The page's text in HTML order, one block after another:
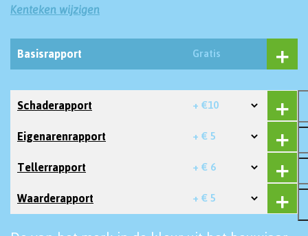
Kenteken wijzigen
Basisrapport Gratis
Schaderapport + €10
Eigenarenrapport + € 5
Tellerrapport + € 6
Waarderapport + € 5